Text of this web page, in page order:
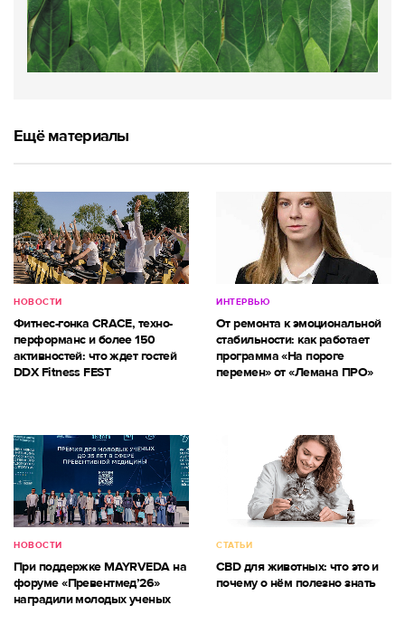
Ещё материалы
НОВОСТИ
Фитнес-гонка CRACE, техно-
перформанс и более 150
активностей: что ждет гостей
DDX Fitness FEST
ИНТЕРВЬЮ
От ремонта к эмоциональной
стабильности: как работает
программа «На пороге
перемен» от «Лемана ПРО»
НОВОСТИ
При поддержке MAYRVEDA на
форуме «Превентмед’26»
наградили молодых ученых
СТАТЬИ
CBD для животных: что это и
почему о нём полезно знать